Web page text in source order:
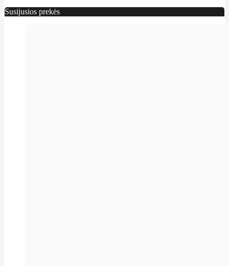
Susijusios prekės